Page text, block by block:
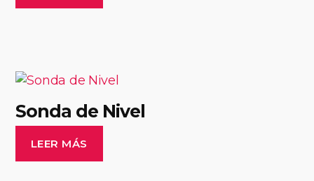
Sonda de Nivel
LEER MÁS